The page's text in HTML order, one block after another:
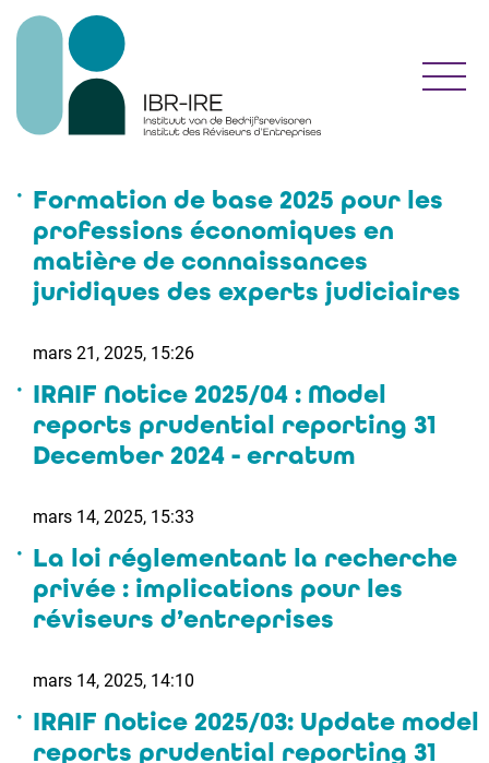
Formation de base 2025 pour les
professions économiques en
matière de connaissances
juridiques des experts judiciaires
mars 21, 2025, 15:26
IRAIF Notice 2025/04 : Model
reports prudential reporting 31
December 2024 - erratum
mars 14, 2025, 15:33
La loi réglementant la recherche
privée : implications pour les
réviseurs d’entreprises
mars 14, 2025, 14:10
IRAIF Notice 2025/03: Update model
reports prudential reporting 31